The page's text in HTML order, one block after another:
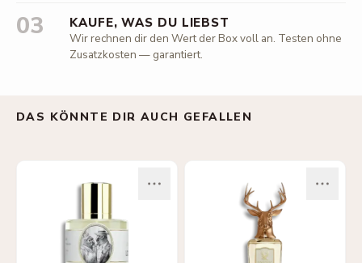
03 KAUFE, WAS DU LIEBST
Wir rechnen dir den Wert der Box voll an. Testen ohne
Zusatzkosten — garantiert.
DAS KÖNNTE DIR AUCH GEFALLEN